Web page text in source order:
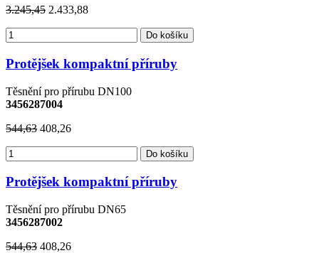
3.245,45 2.433,88
Do košíku
Protějšek kompaktní příruby
Těsnění pro přírubu DN100
3456287004
544,63 408,26
Do košíku
Protějšek kompaktní příruby
Těsnění pro přírubu DN65
3456287002
544,63 408,26